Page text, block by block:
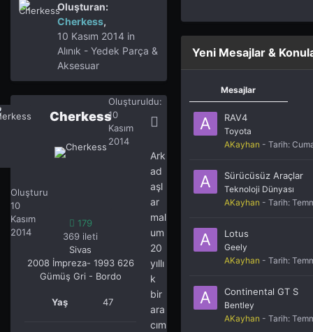
Oluşturan:
Cherkess,
10 Kasım 2014 in
Alınık - Yedek Parça &
Aksesuar
Oluşturuldu:
10
Kasım
2014
Cherkess
179
369 ileti
Sivas
2008 İmpreza- 1993 626
Gümüş Gri - Bordo
Yaş 47
Oluşturuldu:
10
Kasım
2014
Ark
ad
aşl
ar
mal
um
20
yıllı
k
bir
ara
cım
Yeni Mesajlar &
Mesajlar
RAV4
Toyota
AKayhan - Tarih:
Sürücüsüz Araçlar
Teknoloji Dünyası
AKayhan - Tarih:
Lotus
Geely
AKayhan - Tarih:
Continental GT S
Bentley
AKayhan - Tarih: